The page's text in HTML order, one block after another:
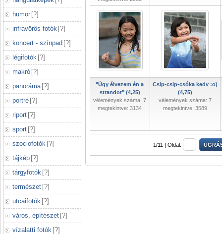
humor [?]
infravörös fotók [?]
koncert - színpad [?]
légifotók [?]
makró [?]
panoráma [?]
portré [?]
riport [?]
sport [?]
szociofotók [?]
tájkép [?]
tárgyfotók [?]
természet [?]
utcaifotók [?]
város, építészet [?]
vízalatti fotók [?]
"Úgy élvezem én a
strandot" (4,25)
vélemények száma: 7
megtekintve: 3134
Csip-csip-csóka kedv :o)
(4,75)
vélemények száma: 7
megtekintve: 3589
1/11 | Oldal: